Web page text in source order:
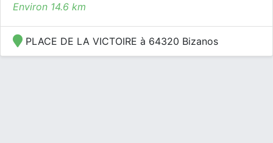
Environ 14.6 km
PLACE DE LA VICTOIRE à 64320 Bizanos